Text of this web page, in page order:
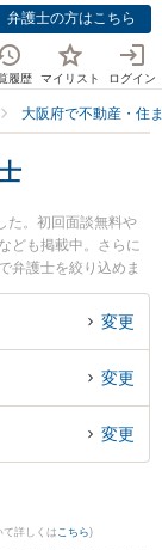
弁護士の方はこちら
履歴 マイリスト ログイン
大阪府で不動産・住
た。初回面談無料や
ども掲載中。さらに
弁護士を絞り込めま
不動産契約解除等の
律事務所の赤尾 浩一
を今すぐに弁護士に
近くの弁護士を検索
大阪府内の弁護士に
変更
変更
変更
て詳しくはこちら)